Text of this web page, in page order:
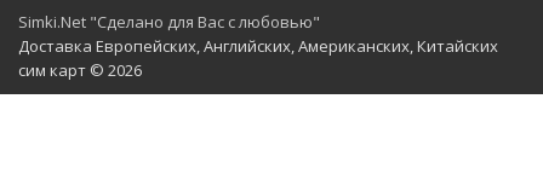
Simki.Net "Сделано для Вас с любовью"
Доставка Европейских, Английских, Американских, Китайских
сим карт © 2026